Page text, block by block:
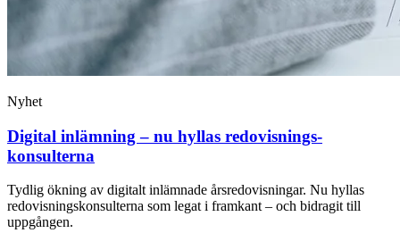
Nyhet
Digital inlämning – nu hyllas redovisnings­
konsulterna
Tydlig ökning av digitalt inlämnade årsredovisningar. Nu hyllas
redovisningskonsulterna som legat i framkant – och bidragit till
uppgången.